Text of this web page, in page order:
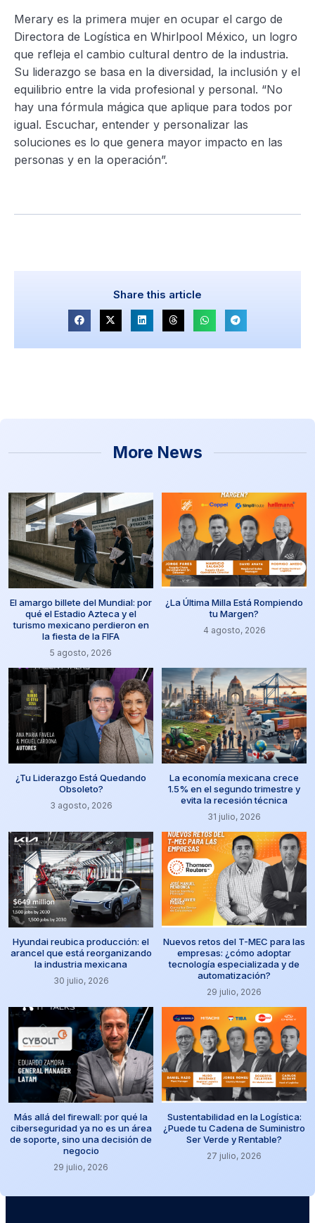
Merary es la primera mujer en ocupar el cargo de
Directora de Logística en Whirlpool México, un logro
que refleja el cambio cultural dentro de la industria.
Su liderazgo se basa en la diversidad, la inclusión y el
equilibrio entre la vida profesional y personal. “No
hay una fórmula mágica que aplique para todos por
igual. Escuchar, entender y personalizar las
soluciones es lo que genera mayor impacto en las
personas y en la operación”.
Share this article
More News
El amargo billete del Mundial: por
qué el Estadio Azteca y el
turismo mexicano perdieron en
la fiesta de la FIFA
5 agosto, 2026
¿La Última Milla Está Rompiendo
tu Margen?
4 agosto, 2026
¿Tu Liderazgo Está Quedando
Obsoleto?
3 agosto, 2026
La economía mexicana crece
1.5% en el segundo trimestre y
evita la recesión técnica
31 julio, 2026
Hyundai reubica producción: el
arancel que está reorganizando
la industria mexicana
30 julio, 2026
Nuevos retos del T-MEC para las
empresas: ¿cómo adoptar
tecnología especializada y de
automatización?
29 julio, 2026
Más allá del firewall: por qué la
ciberseguridad ya no es un área
de soporte, sino una decisión de
negocio
29 julio, 2026
Sustentabilidad en la Logística:
¿Puede tu Cadena de Suministro
Ser Verde y Rentable?
27 julio, 2026